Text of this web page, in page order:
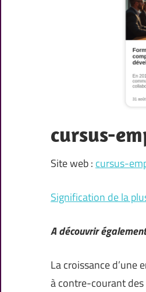
cursus-
Site web : cursus-
Signification de la
A découvrir
La croissance d’une
à contre-courant